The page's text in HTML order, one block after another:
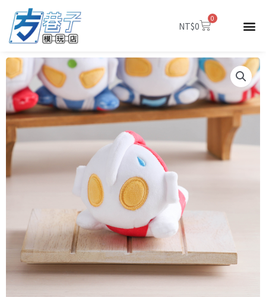
容
NT$0
0
購